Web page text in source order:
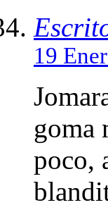
19
goma
poco,